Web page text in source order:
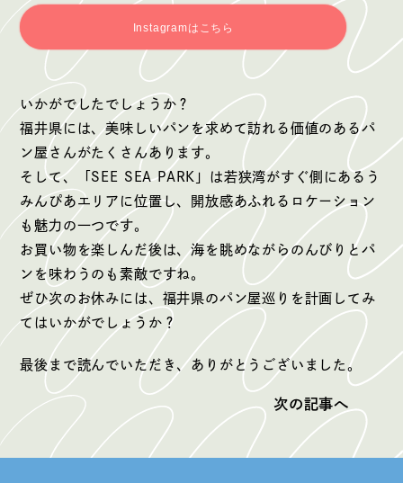
Instagramはこちら
いかがでしたでしょうか？
福井県には、美味しいパンを求めて訪れる価値のあるパ
ン屋さんがたくさんあります。
そして、「SEE SEA PARK」は若狭湾がすぐ側にあるう
みんぴあエリアに位置し、開放感あふれるロケーション
も魅力の一つです。
お買い物を楽しんだ後は、海を眺めながらのんびりとパ
ンを味わうのも素敵ですね。
ぜひ次のお休みには、福井県のパン屋巡りを計画してみ
てはいかがでしょうか？
最後まで読んでいただき、ありがとうございました。
次の記事へ